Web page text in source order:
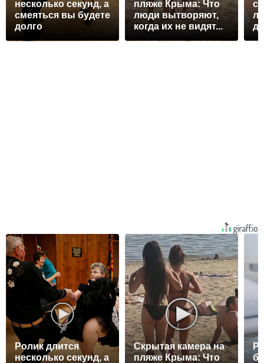
несколько секунд, а
смеяться вы будете
долго
пляже Крыма: Что
люди вытворяют,
когда их не видят...
Ролик длится
несколько секунд, а
Скрытая камера на
пляже Крыма: Что